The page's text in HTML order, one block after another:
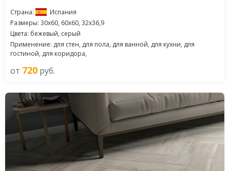
Страна:
Испания
Размеры: 30x60, 60x60, 32x36,9
Цвета: бежевый, серый
Применение: для стен, для пола, для ванной, для кухни, для
гостиной, для коридора,
от 720 руб.